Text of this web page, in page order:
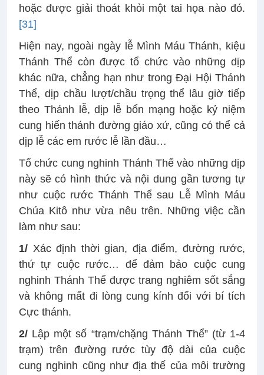
hoặc được giải thoát khỏi một tai họa nào đó.
[31]
Hiện nay, ngoài ngày lễ Mình Máu Thánh, kiệu
Thánh Thể còn được tổ chức vào những dịp
khác nữa, chẳng hạn như trong Đại Hội Thánh
Thể, dịp chầu lượt/chầu trọng thể lâu giờ tiếp
theo Thánh lễ, dịp lễ bổn mạng hoặc kỷ niệm
cung hiến thánh đường giáo xứ, cũng có thể cả
dịp lễ các em rước lễ lần đầu…
Tổ chức cung nghinh Thánh Thể vào những dịp
này sẽ có hình thức và nội dung gần tương tự
như cuộc rước Thánh Thể sau Lễ Mình Máu
Chúa Kitô như vừa nêu trên. Những việc cần
làm như sau:
1/ Xác định thời gian, địa điểm, đường rước,
thứ tự cuộc rước… để đảm bảo cuộc cung
nghinh Thánh Thể được trang nghiêm sốt sắng
và không mất đi lòng cung kính đối với bí tích
Cực thánh.
2/ Lập một số “trạm/chặng Thánh Thể” (từ 1-4
trạm) trên đường rước tùy độ dài của cuộc
cung nghinh cũng như địa thế của môi trường